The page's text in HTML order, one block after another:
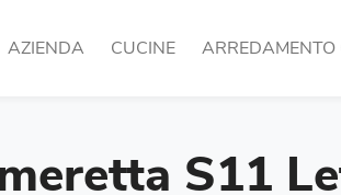
AZIENDA CUCINE
S11